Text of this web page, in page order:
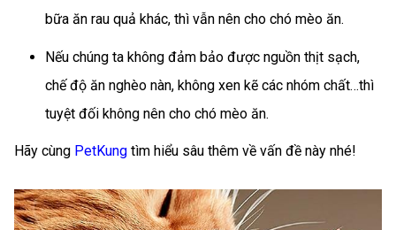
bữa ăn rau quả khác, thì vẫn nên cho chó mèo ăn.
Nếu chúng ta không đảm bảo được nguồn thịt sạch,
chế độ ăn nghèo nàn, không xen kẽ các nhóm chất…thì
tuyệt đối không nên cho chó mèo ăn.
Hãy cùng PetKung tìm hiểu sâu thêm về vấn đề này nhé!